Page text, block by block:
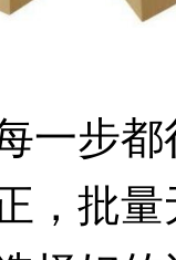
步都
批量